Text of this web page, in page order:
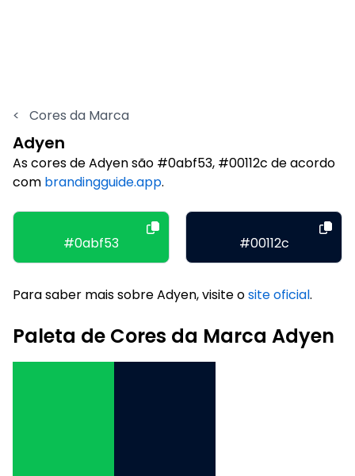
< Cores da Marca
Adyen
As cores de Adyen são #0abf53, #00112c de acordo
com brandingguide.app.
#0abf53 #00112c
Para saber mais sobre Adyen, visite osite oficial.
Paleta de Cores da Marca Adyen